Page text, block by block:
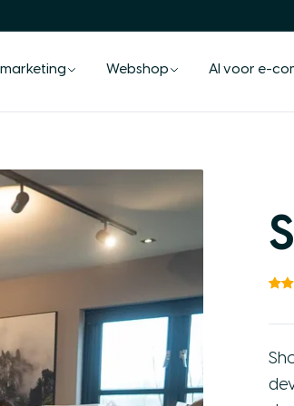
Webshop AI voor e-